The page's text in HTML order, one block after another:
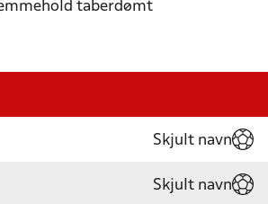
taberdømt
Skjult navn
Skjult navn